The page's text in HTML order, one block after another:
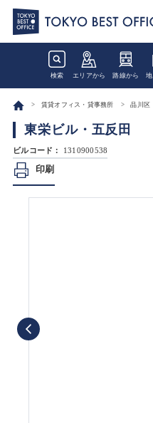
検索 エリアから 路線から
賃貸オフィス・貸事務所 品川区
東栄ビル・五反田
ビルコード： 1310900538
印刷